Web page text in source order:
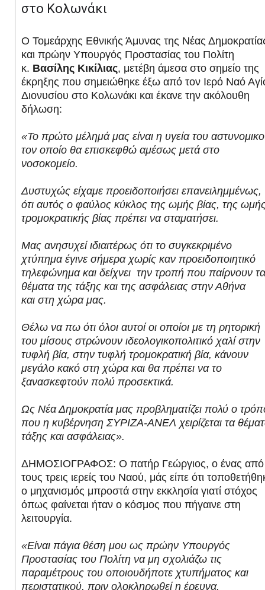
στο Κολωνάκι
Ο Τομεάρχης Εθνικής Άμυνας της Νέας
και πρώην Υπουργός Προστασίας του Πολίτη
κ. Βασίλης Κικίλιας, μετέβη άμεσα στο σημείο της
έκρηξης που σημειώθηκε έξω από τον Ιερό Ναό
Διονυσίου στο Κολωνάκι και έκανε την ακόλουθη
δήλωση:
«Το πρώτο μέλημά μας είναι η υγεία του
τον οποίο θα επισκεφθώ αμέσως μετά στο
νοσοκομείο.
Δυστυχώς είχαμε προειδοποιήσει επανειλημμένως,
ότι αυτός ο φαύλος κύκλος της ωμής βίας, της
τρομοκρατικής βίας πρέπει να σταματήσει.
Μας ανησυχεί ιδιαιτέρως ότι το συγκεκριμένο
χτύπημα έγινε σήμερα χωρίς καν προειδοποιητικό
τηλεφώνημα και δείχνει την τροπή που παίρνουν τα
θέματα της τάξης και της ασφάλειας στην Αθήνα
και στη χώρα μας.
Θέλω να πω ότι όλοι αυτοί οι οποίοι με τη ρητορική
του μίσους στρώνουν ιδεολογικοπολιτικό χαλί στην
τυφλή βία, στην τυφλή τρομοκρατική βία, κάνουν
μεγάλο κακό στη χώρα και θα πρέπει να το
ξανασκεφτούν πολύ προσεκτικά.
Ως Νέα Δημοκρατία μας προβληματίζει πολύ ο
που η κυβέρνηση ΣΥΡΙΖΑ-ΑΝΕΛ χειρίζεται τα
τάξης και ασφάλειας».
ΔΗΜΟΣΙΟΓΡΑΦΟΣ: Ο πατήρ Γεώργιος, ο ένας από
τους τρεις ιερείς του Ναού, μάς είπε ότι
ο μηχανισμός μπροστά στην εκκλησία γιατί στόχος
όπως φαίνεται ήταν ο κόσμος που πήγαινε στη
λειτουργία.
«Είναι πάγια θέση μου ως πρώην Υπουργός
Προστασίας του Πολίτη να μη σχολιάζω τις
παραμέτρους του οποιουδήποτε χτυπήματος και
περιστατικού, πριν ολοκληρωθεί η έρευνα.